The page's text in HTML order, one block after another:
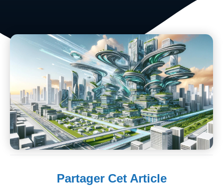
Partager Cet Article​